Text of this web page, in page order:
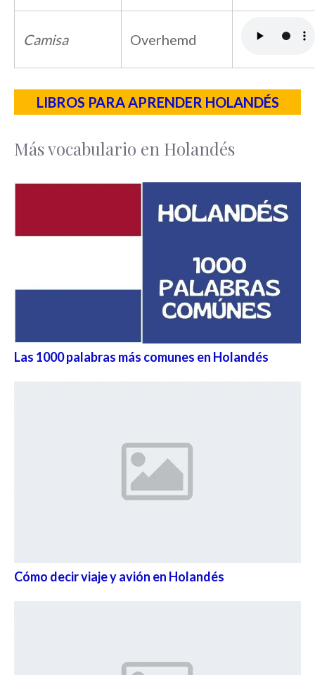
Camisa Overhemd
LIBROS PARA APRENDER HOLANDÉS
Más vocabulario en Holandés
Las 1000 palabras más comunes en Holandés
Cómo decir viaje y avión en Holandés